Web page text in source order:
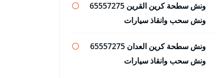
ونش سطحة كرين القرين 65557275
ونش سحب وانقاذ سيارات
ونش سطحة كرين العدان 65557275
ونش سحب وانقاذ سيارات